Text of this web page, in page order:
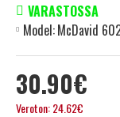
30.90€
Veroton: 24.62€
VARASTOSSA
Model:McDavid